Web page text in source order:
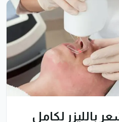
بالليزر لكامل